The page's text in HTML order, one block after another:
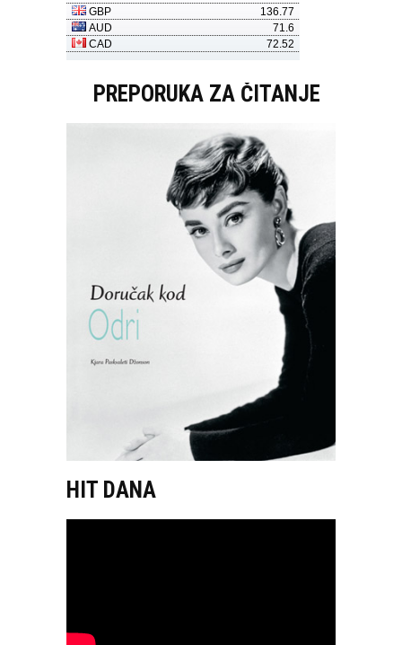
PREPORUKA ZA ČITANJE
HIT DANA